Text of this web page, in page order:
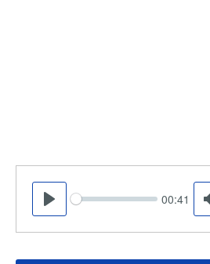
Play
Seek 00:41